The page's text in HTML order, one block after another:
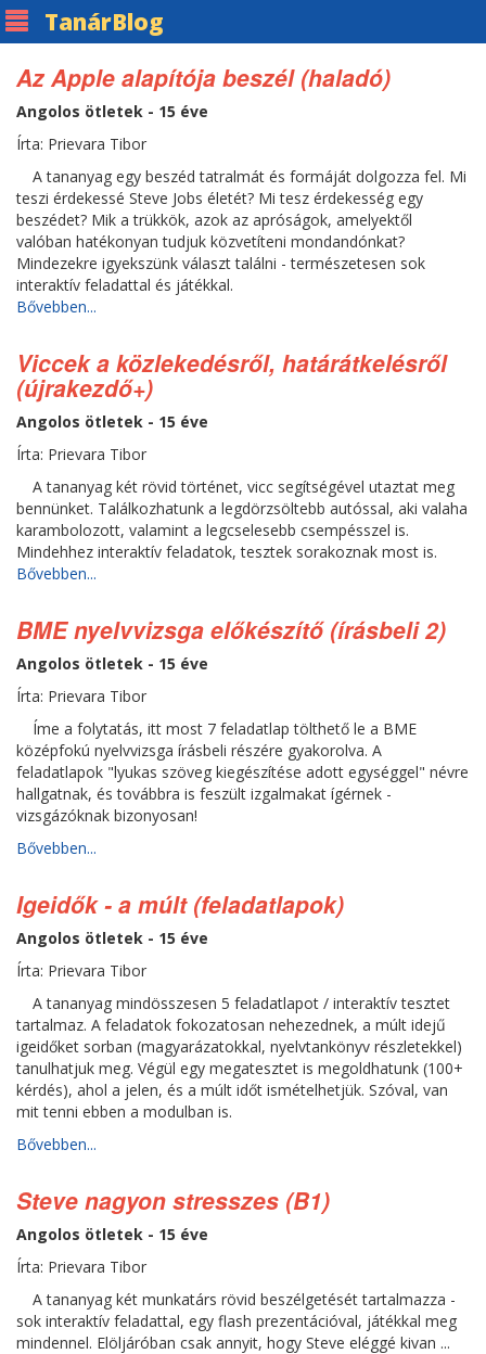
TanárBlog
Az Apple alapítója beszél (haladó)
Angolos ötletek - 15 éve
Írta: Prievara Tibor
A tananyag egy beszéd tatralmát és formáját dolgozza fel. Mi
teszi érdekessé Steve Jobs életét? Mi tesz érdekesség egy
beszédet? Mik a trükkök, azok az apróságok, amelyektől
valóban hatékonyan tudjuk közvetíteni mondandónkat?
Mindezekre igyekszünk választ találni - természetesen sok
interaktív feladattal és játékkal.
Bővebben...
Viccek a közlekedésről, határátkelésről
(újrakezdő+)
Angolos ötletek - 15 éve
Írta: Prievara Tibor
A tananyag két rövid történet, vicc segítségével utaztat meg
bennünket. Találkozhatunk a legdörzsöltebb autóssal, aki valaha
karambolozott, valamint a legcselesebb csempésszel is.
Mindehhez interaktív feladatok, tesztek sorakoznak most is.
Bővebben...
BME nyelvvizsga előkészítő (írásbeli 2)
Angolos ötletek - 15 éve
Írta: Prievara Tibor
Íme a folytatás, itt most 7 feladatlap tölthető le a BME
középfokú nyelvvizsga írásbeli részére gyakorolva. A
feladatlapok "lyukas szöveg kiegészítése adott egységgel" névre
hallgatnak, és továbbra is feszült izgalmakat ígérnek -
vizsgázóknak bizonyosan!
Bővebben...
Igeidők - a múlt (feladatlapok)
Angolos ötletek - 15 éve
Írta: Prievara Tibor
A tananyag mindösszesen 5 feladatlapot / interaktív tesztet
tartalmaz. A feladatok fokozatosan nehezednek, a múlt idejű
igeidőket sorban (magyarázatokkal, nyelvtankönyv részletekkel)
tanulhatjuk meg. Végül egy megatesztet is megoldhatunk (100+
kérdés), ahol a jelen, és a múlt időt ismételhetjük. Szóval, van
mit tenni ebben a modulban is.
Bővebben...
Steve nagyon stresszes (B1)
Angolos ötletek - 15 éve
Írta: Prievara Tibor
A tananyag két munkatárs rövid beszélgetését tartalmazza -
sok interaktív feladattal, egy flash prezentációval, játékkal meg
mindennel. Elöljáróban csak annyit, hogy Steve eléggé kivan ...